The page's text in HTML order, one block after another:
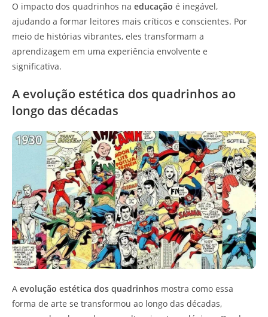
O impacto dos quadrinhos na educação é inegável,
ajudando a formar leitores mais críticos e conscientes. Por
meio de histórias vibrantes, eles transformam a
aprendizagem em uma experiência envolvente e
significativa.
A evolução estética dos quadrinhos ao
longo das décadas
A evolução estética dos quadrinhos mostra como essa
forma de arte se transformou ao longo das décadas,